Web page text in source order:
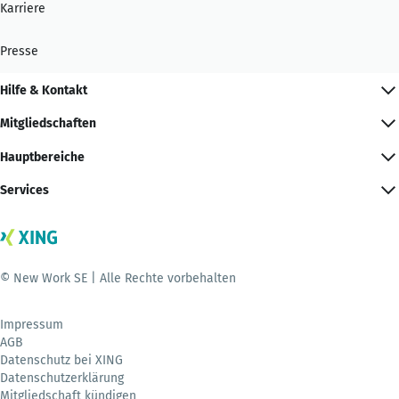
Karriere
Presse
Hilfe & Kontakt
Mitgliedschaften
Hauptbereiche
Services
© New Work SE | Alle Rechte vorbehalten
Impressum
AGB
Datenschutz bei XING
Datenschutzerklärung
Mitgliedschaft kündigen